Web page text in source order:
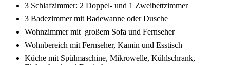
3 Schlafzimmer: 2 Doppel- und 1 Zweibettzimmer
3 Badezimmer mit Badewanne oder Dusche
Wohnzimmer mit großem Sofa und Fernseher
Wohnbereich mit Fernseher, Kamin und Esstisch
Küche mit Spülmaschine, Mikrowelle, Kühlschrank,